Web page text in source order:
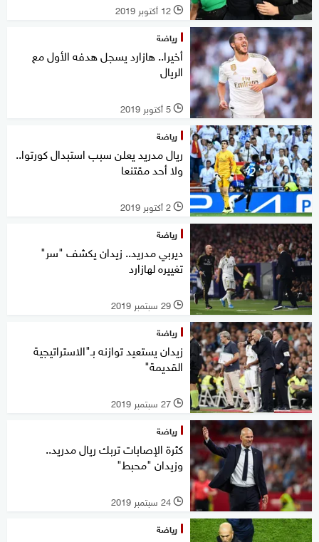
l 12 أكتوبر 2019
رياضة
أخيرا.. هازارد يسجل هدفه الأول مع
الريال
l 5 أكتوبر 2019
رياضة
ريال مدريد يعلن سبب استبدال كورتوا..
ولا أحد مقتنعا
l 2 أكتوبر 2019
رياضة
ديربي مدريد.. زيدان يكشف "سر"
تغييره لهازارد
l 29 سبتمبر 2019
رياضة
زيدان يستعيد توازنه بـ"الاستراتيجية
القديمة"
l 27 سبتمبر 2019
رياضة
كثرة الإصابات تربك ريال مدريد..
وزيدان "محبط"
l 24 سبتمبر 2019
رياضة